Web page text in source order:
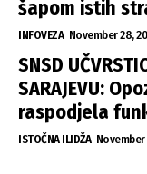
šapom istih
INFOVEZA November 28,
SNSD
SARAJEVU:
raspodjela
ISTOČNA ILIDŽA November